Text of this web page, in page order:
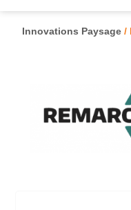
Innovations Paysage /